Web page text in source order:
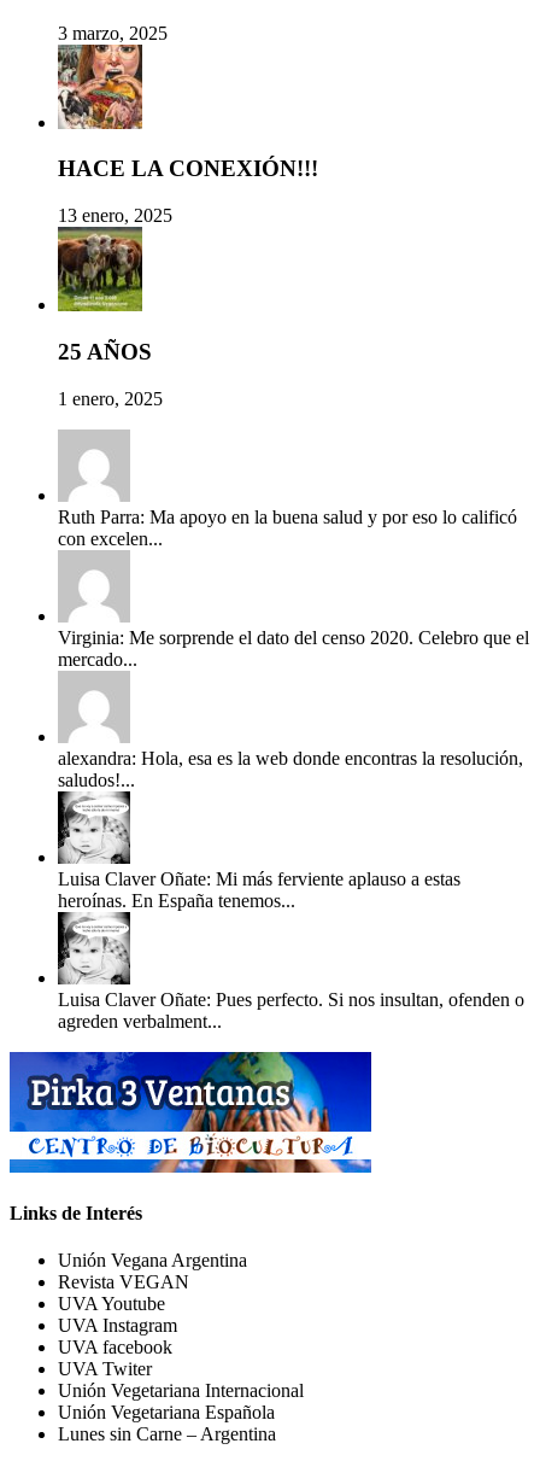
3 marzo, 2025
HACE LA CONEXIÓN!!!
13 enero, 2025
25 AÑOS
1 enero, 2025
Ruth Parra: Ma apoyo en la buena salud y por eso lo calificó
con excelen...
Virginia: Me sorprende el dato del censo 2020. Celebro que el
mercado...
alexandra: Hola, esa es la web donde encontras la resolución,
saludos!...
Luisa Claver Oñate: Mi más ferviente aplauso a estas
heroínas. En España tenemos...
Luisa Claver Oñate: Pues perfecto. Si nos insultan, ofenden o
agreden verbalment...
Links de Interés
Unión Vegana Argentina
Revista VEGAN
UVA Youtube
UVA Instagram
UVA facebook
UVA Twiter
Unión Vegetariana Internacional
Unión Vegetariana Española
Lunes sin Carne – Argentina